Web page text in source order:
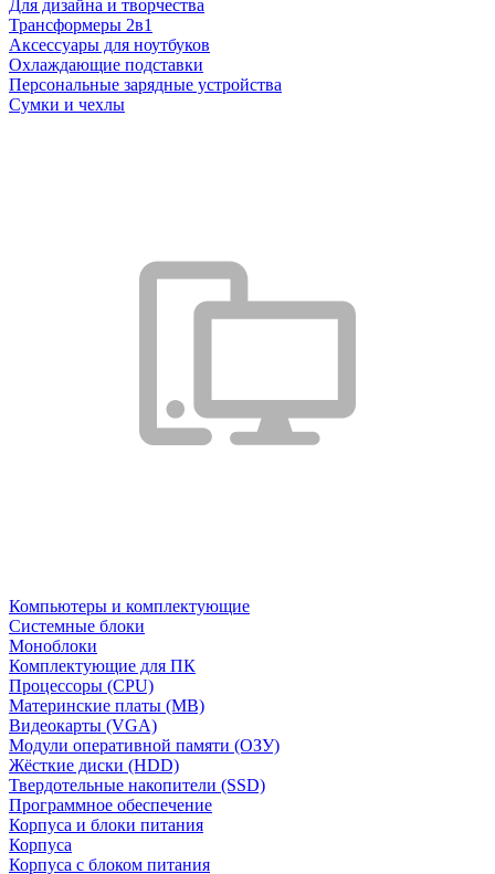
Для дизайна и творчества
Трансформеры 2в1
Аксессуары для ноутбуков
Охлаждающие подставки
Персональные зарядные устройства
Сумки и чехлы
Компьютеры и комплектующие
Системные блоки
Моноблоки
Комплектующие для ПК
Процессоры (CPU)
Материнские платы (MB)
Видеокарты (VGA)
Модули оперативной памяти (ОЗУ)
Жёсткие диски (HDD)
Твердотельные накопители (SSD)
Программное обеспечение
Корпуса и блоки питания
Корпуса
Корпуса с блоком питания